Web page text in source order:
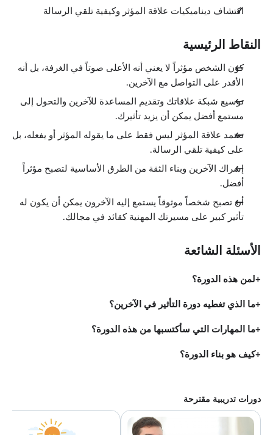
اكتشاف ديناميكيات علاقة المؤثر وكيفية تلقي الرسالة
النقاط الرئيسية
كون الشخص مؤثراً لا يعني أنه الأعلى صوتاً في الغرفة، بل أنه
الأقدر على التواصل مع الآخرين.
توسيع شبكة علاقاتك وتقديم المساعدة للآخرين والتحول إلى
مستمع أفضل يمكن أن يزيد تأثيرك.
تعتمد علاقة المؤثر ليس فقط على ما يقوله المؤثر أو يفعله، بل
على كيفية تلقي الرسالة.
إشراك الآخرين وبناء الثقة من الطرق الأساسية لتصبح مؤثراً
أفضل.
أن تصبح شخصاً موثوقاً يستمع إليه الآخرون يمكن أن يكون له
تأثير كبير على مسيرتك المهنية كقائد في مجالك.
الأسئلة الشائعة
لمن هذه الدورة؟
ما الذي تغطيه دورة التأثير في الآخرين؟
ما المهارات التي سأكتسبها من هذه الدورة؟
كيف هو بناء الدورة؟
دورات تدريبية مقترحة